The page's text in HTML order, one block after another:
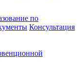
по
Консультация